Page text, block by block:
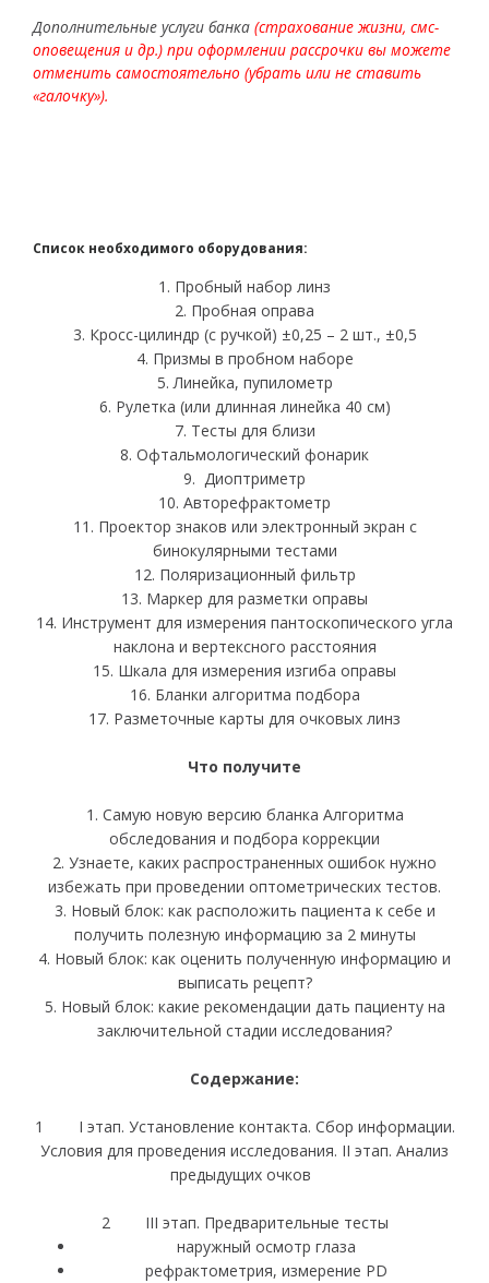
Дополнительные услуги банка (страхование жизни, смс-
оповещения и др.) при оформлении рассрочки вы можете
отменить самостоятельно (убрать или не ставить
«галочку»).
Список необходимого оборудования:
1. Пробный набор линз
2. Пробная оправа
3. Кросс-цилиндр (с ручкой) ±0,25 – 2 шт., ±0,5
4. Призмы в пробном наборе
5. Линейка, пупилометр
6. Рулетка (или длинная линейка 40 см)
7. Тесты для близи
8. Офтальмологический фонарик
9. Диоптриметр
10. Авторефрактометр
11. Проектор знаков или электронный экран с
бинокулярными тестами
12. Поляризационный фильтр
13. Маркер для разметки оправы
14. Инструмент для измерения пантоскопического угла
наклона и вертексного расстояния
15. Шкала для измерения изгиба оправы
16. Бланки алгоритма подбора
17. Разметочные карты для очковых линз
Что получите
1. Самую новую версию бланка Алгоритма
обследования и подбора коррекции
2. Узнаете, каких распространенных ошибок нужно
избежать при проведении оптометрических тестов.
3. Новый блок: как расположить пациента к себе и
получить полезную информацию за 2 минуты
4. Новый блок: как оценить полученную информацию и
выписать рецепт?
5. Новый блок: какие рекомендации дать пациенту на
заключительной стадии исследования?
Содержание:
1 I этап. Установление контакта. Сбор информации.
Условия для проведения исследования. II этап. Анализ
предыдущих очков
2 III этап. Предварительные тесты
наружный осмотр глаза
рефрактометрия, измерение PD